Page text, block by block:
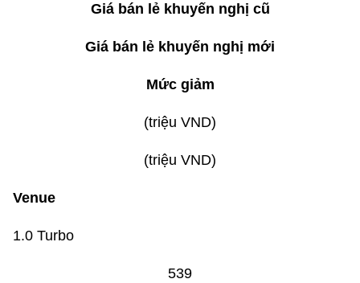
Giá bán lẻ khuyến nghị cũ
Giá bán lẻ khuyến nghị mới
Mức giảm
(triệu VND)
(triệu VND)
Venue
1.0 Turbo
539